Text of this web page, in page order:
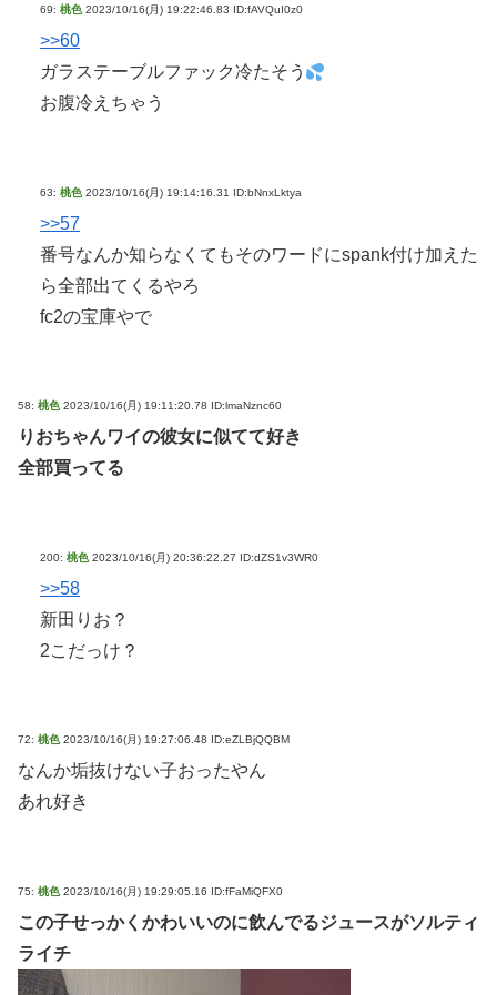
69: 桃色 2023/10/16(月) 19:22:46.83 ID:fAVQuI0z0
>>60
ガラステーブルファック冷たそう
お腹冷えちゃう
63: 桃色 2023/10/16(月) 19:14:16.31 ID:bNnxLktya
>>57
番号なんか知らなくてもそのワードにspank付け加えた
ら全部出てくるやろ
fc2の宝庫やで
58: 桃色 2023/10/16(月) 19:11:20.78 ID:lmaNznc60
りおちゃんワイの彼女に似てて好き
全部買ってる
200: 桃色 2023/10/16(月) 20:36:22.27 ID:dZS1v3WR0
>>58
新田りお？
2こだっけ？
72: 桃色 2023/10/16(月) 19:27:06.48 ID:eZLBjQQBM
なんか垢抜けない子おったやん
あれ好き
75: 桃色 2023/10/16(月) 19:29:05.16 ID:fFaMiQFX0
この子せっかくかわいいのに飲んでるジュースがソルティ
ライチ